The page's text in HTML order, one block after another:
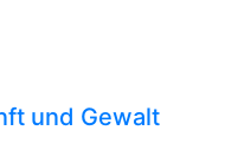
und Gewalt